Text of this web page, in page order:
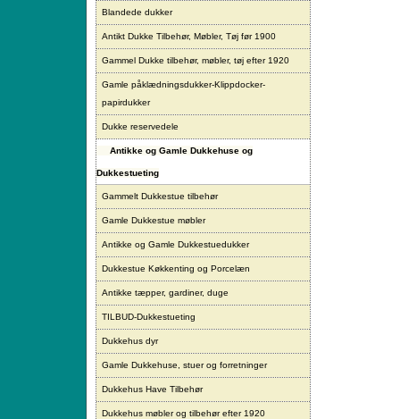
Blandede dukker
Antikt Dukke Tilbehør, Møbler, Tøj før 1900
Gammel Dukke tilbehør, møbler, tøj efter 1920
Gamle påklædningsdukker-Klippdocker-
papirdukker
Dukke reservedele
Antikke og Gamle Dukkehuse og
Dukkestueting
Gammelt Dukkestue tilbehør
Gamle Dukkestue møbler
Antikke og Gamle Dukkestuedukker
Dukkestue Køkkenting og Porcelæn
Antikke tæpper, gardiner, duge
TILBUD-Dukkestueting
Dukkehus dyr
Gamle Dukkehuse, stuer og forretninger
Dukkehus Have Tilbehør
Dukkehus møbler og tilbehør efter 1920